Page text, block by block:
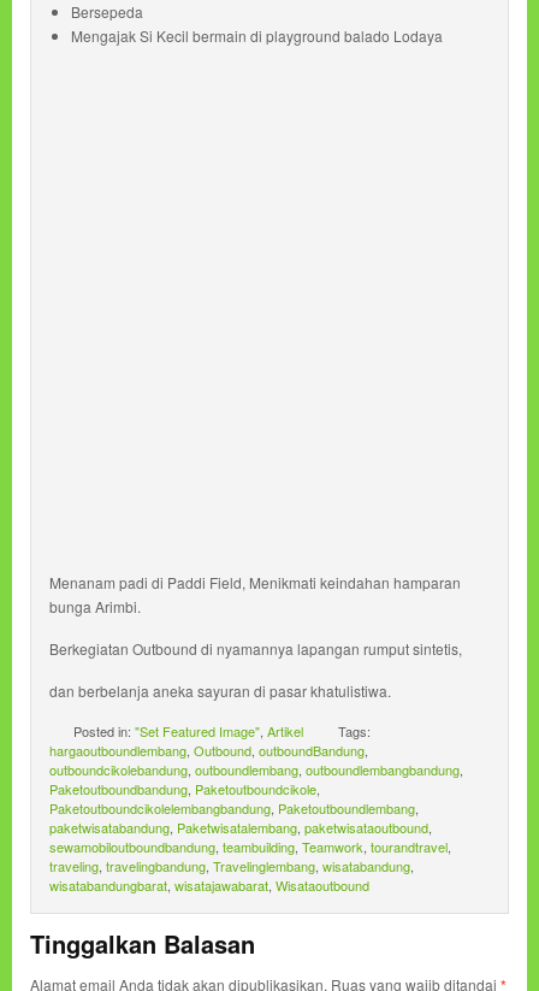
Bersepeda
Mengajak Si Kecil bermain di playground balado Lodaya
Menanam padi di Paddi Field, Menikmati keindahan hamparan
bunga Arimbi.
Berkegiatan Outbound di nyamannya lapangan rumput sintetis,
dan berbelanja aneka sayuran di pasar khatulistiwa.
Posted in: "Set Featured Image" Artikel
Tags:
hargaoutboundlembang Outbound outboundBandung
outboundcikolebandung outboundlembang outboundlembangbandung
Paketoutboundbandung Paketoutboundcikole
Paketoutboundcikolelembangbandung Paketoutboundlembang
paketwisatabandung Paketwisatalembang paketwisataoutbound
sewamobiloutboundbandung teambuilding Teamwork tourandtravel
traveling travelingbandung Travelinglembang wisatabandung
wisatabandungbarat wisatajawabarat Wisataoutbound
Tinggalkan Balasan
Alamat email Anda tidak akan dipublikasikan. Ruas yang wajib ditandai *